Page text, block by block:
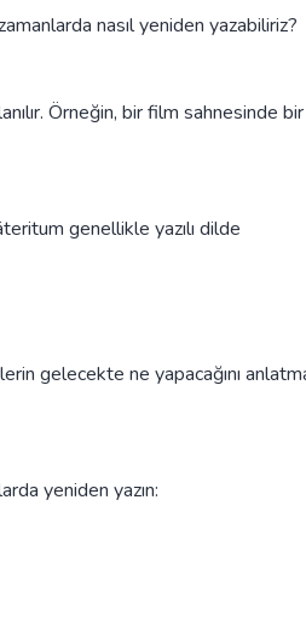
nasıl yeniden yazabiliriz?
Örneğin, bir film sahnesinde bir
genellikle yazılı dilde
gelecekte ne yapacağını
yeniden yazın: